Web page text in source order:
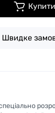
Купити
Швидке